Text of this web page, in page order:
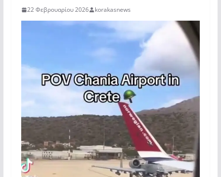
22 Φεβρουαρίου 2026 korakasnews